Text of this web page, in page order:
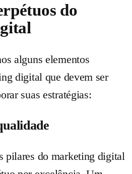
do
alguns elementos
digital que devem ser
suas estratégias:
pilares do marketing digital